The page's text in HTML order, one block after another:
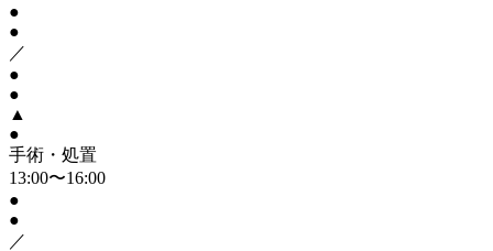
●
●
／
●
●
▲
●
手術・処置
13:00〜16:00
●
●
／